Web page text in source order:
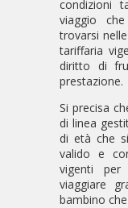
condizioni
viaggio
trovarsi
tariffaria
diritto di
prestazione.
Si precisa
di linea
di età che
valido e
vigenti
viaggiare
bambino